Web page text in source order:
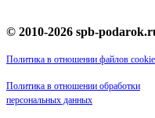
© 2010-2026 spb-
Политика в отношении файлов cookie
Политика в отношении обработки
персональных данных